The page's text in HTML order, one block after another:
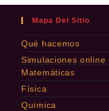
Mapa Del Sitio
Qué hacemos
Simulaciones online
Matemáticas
Física
Química